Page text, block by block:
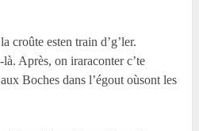
croûte esten train d’g’ler.
Après, on iraraconter c’te
Boches dans l’égout oùsont les